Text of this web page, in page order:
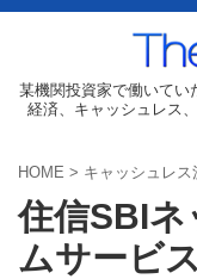
某機関投資家で働いてい
経済、キャッシュレス
HOME > キャッシュレス
住信SBI
ムサービ